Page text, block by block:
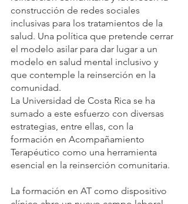
construcción de redes sociales
inclusivas para los tratamientos de la
salud. Una política que pretende cerrar
el modelo asilar para dar lugar a un
modelo en salud mental inclusivo y
que contemple la reinserción en la
comunidad.
La Universidad de Costa Rica se ha
sumado a este esfuerzo con diversas
estrategias, entre ellas, con la
formación en Acompañamiento
Terapéutico como una herramienta
esencial en la reinserción comunitaria.
La formación en AT como dispositivo